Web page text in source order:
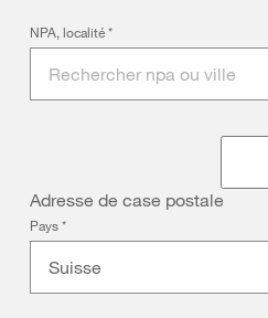
NPA, localité*
Adresse de case postale
Pays*
Suisse